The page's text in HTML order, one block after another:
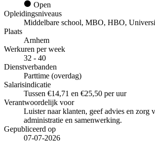
Open
Opleidingsniveaus
Middelbare school, MBO, HBO,
Plaats
Arnhem
Werkuren per week
32 - 40
Dienstverbanden
Parttime (overdag)
Salarisindicatie
Tussen €14,71 en €25,50 per uur
Verantwoordelijk voor
Luister naar klanten, geef advies en zorg
administratie en samenwerking.
Gepubliceerd op
07-07-2026